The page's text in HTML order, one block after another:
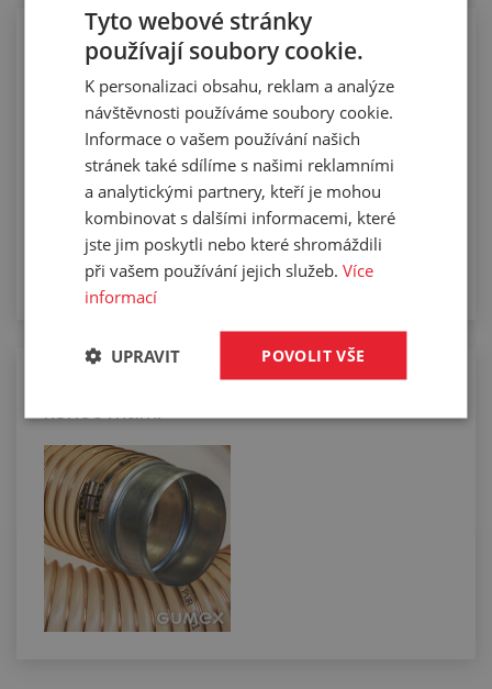
Manuální řezání hadic na požadovanou
délku
Osazování vzduchotechnických hadic
Tyto webové stránky
používají soubory cookie.
K personalizaci obsahu, reklam a analýze
návštěvnosti používáme soubory cookie.
Informace o vašem používání našich
stránek také sdílíme s našimi reklamními
a analytickými partnery, kteří je mohou
kombinovat s dalšími informacemi, které
jste jim poskytli nebo které shromáždili
při vašem používání jejich služeb.Více
informací
POVOLIT VŠE
UPRAVIT